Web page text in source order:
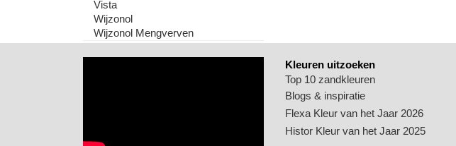
Vista
Wijzonol
Wijzonol Mengverven
Kleuren uitzoeken
Top 10 zandkleuren
Blogs & inspiratie
Flexa Kleur van het Jaar 2026
Histor Kleur van het Jaar 2025